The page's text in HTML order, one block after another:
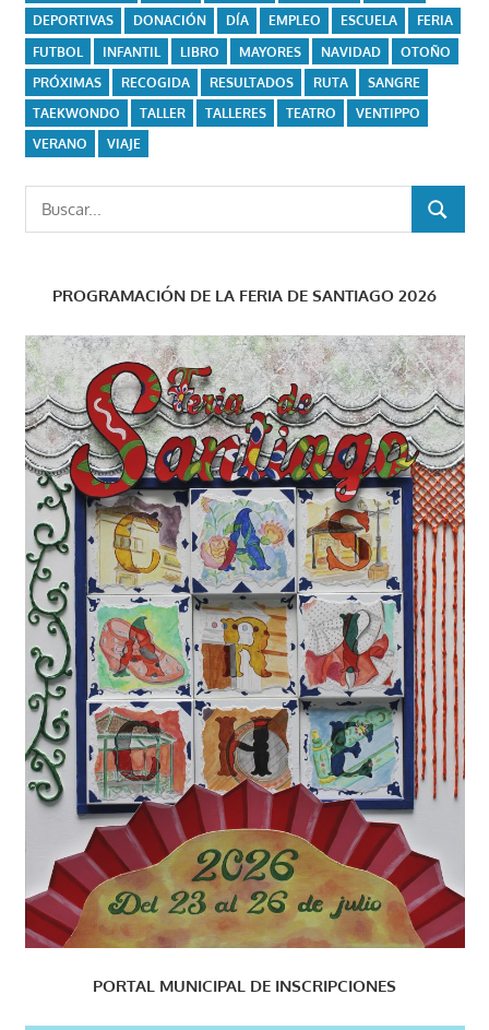
DEPORTIVAS
DONACIÓN DÍA EMPLEO ESCUELA
FERIA
FUTBOL
INFANTIL LIBRO MAYORES NAVIDAD
OTOÑO
PRÓXIMAS
RECOGIDA RESULTADOS RUTA
SANGRE
TAEKWONDO
TALLER TALLERES TEATRO
VENTIPPO
VERANO
VIAJE
Buscar:
BUSCAR
PROGRAMACIÓN DE LA FERIA DE SANTIAGO 2026
PORTAL MUNICIPAL DE INSCRIPCIONES